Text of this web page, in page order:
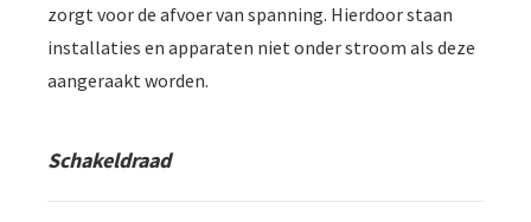
zorgt voor de afvoer van spanning. Hierdoor staan
installaties en apparaten niet onder stroom als deze
aangeraakt worden.
Schakeldraad